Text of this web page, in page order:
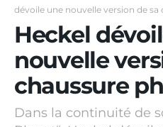
dévoile une nouvelle version de sa
Heckel
nouvelle
chaussure
Dans la continuité de